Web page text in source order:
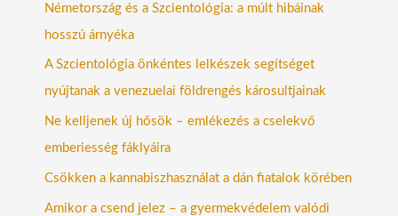
Németország és a Szcientológia: a múlt hibáinak
hosszú árnyéka
A Szcientológia önkéntes lelkészek segítséget
nyújtanak a venezuelai földrengés károsultjainak
Ne kelljenek új hősök – emlékezés a cselekvő
emberiesség fáklyáira
Csökken a kannabiszhasználat a dán fiatalok körében
Amikor a csend jelez – a gyermekvédelem valódi